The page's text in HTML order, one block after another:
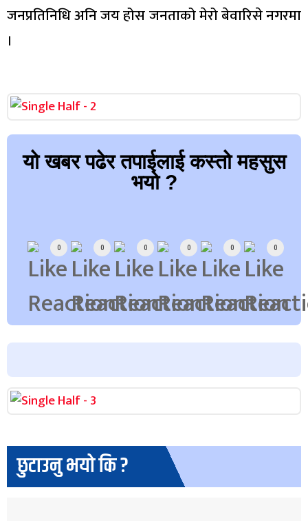
जनप्रतिनिधि अनि जय होस जनताको मेरो बेवारिसे नगरमा
।
यो खबर पढेर तपाईलाई कस्तो महसुस
भयो ?
0 0 0 0 0 0
छुटाउनु भयो कि ?